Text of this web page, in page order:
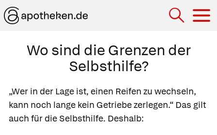
Wo sind die Grenzen der
Selbsthilfe?
„Wer in der Lage ist, einen Reifen zu wechseln,
kann noch lange kein Getriebe zerlegen.“ Das gilt
auch für die Selbsthilfe. Deshalb: